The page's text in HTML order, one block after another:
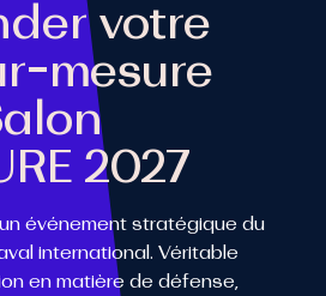
votre
mesure
2027
événement stratégique du
international. Véritable
en matière de défense,